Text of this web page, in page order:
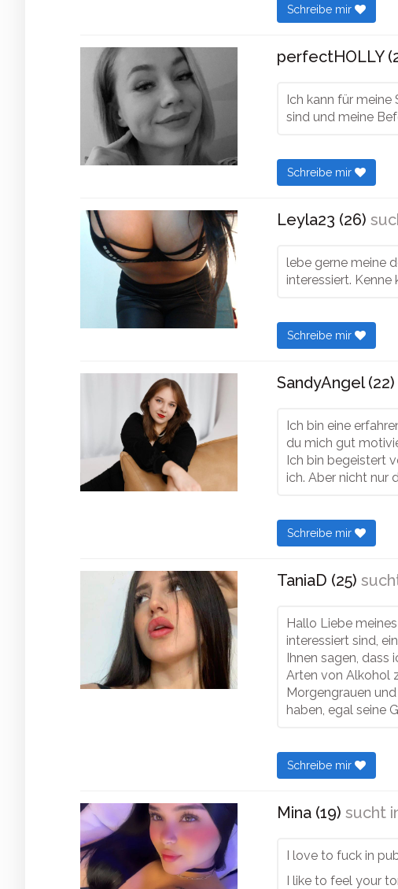
Schreibe mir
perfectHOLLY
Ich kann für meine
sind und meine
Schreibe mir
Leyla23 (26)
lebe gerne meine
interessiert. Kenne
Schreibe mir
SandyAngel (22)
Ich bin eine
du mich gut
Ich bin begeistert
ich. Aber nicht nur
Schreibe mir
TaniaD (25)
Hallo Liebe
interessiert sind,
Ihnen sagen, dass
Arten von Alkohol
Morgengrauen
haben, egal seine
Schreibe mir
Mina (19) sucht
I love to fuck in
I like to feel your